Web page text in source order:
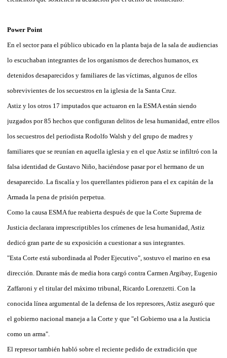
Power Point
En el sector para el público ubicado en la planta baja de la sala de audiencias
lo escuchaban integrantes de los organismos de derechos humanos, ex
detenidos desaparecidos y familiares de las víctimas, algunos de ellos
sobrevivientes de los secuestros en la iglesia de la Santa Cruz.
Astiz y los otros 17 imputados que actuaron en la ESMA están siendo
juzgados por 85 hechos que configuran delitos de lesa humanidad, entre ellos
los secuestros del periodista Rodolfo Walsh y del grupo de madres y
familiares que se reunían en aquella iglesia y en el que Astiz se infiltró con la
falsa identidad de Gustavo Niño, haciéndose pasar por el hermano de un
desaparecido. La fiscalía y los querellantes pidieron para el ex capitán de la
Armada la pena de prisión perpetua.
Como la causa ESMA fue reabierta después de que la Corte Suprema de
Justicia declarara imprescriptibles los crímenes de lesa humanidad, Astiz
dedicó gran parte de su exposición a cuestionar a sus integrantes.
"Esta Corte está subordinada al Poder Ejecutivo", sostuvo el marino en esa
dirección. Durante más de media hora cargó contra Carmen Argibay, Eugenio
Zaffaroni y el titular del máximo tribunal, Ricardo Lorenzetti. Con la
conocida línea argumental de la defensa de los represores, Astiz aseguró que
el gobierno nacional maneja a la Corte y que "el Gobierno usa a la Justicia
como un arma".
El represor también habló sobre el reciente pedido de extradición que